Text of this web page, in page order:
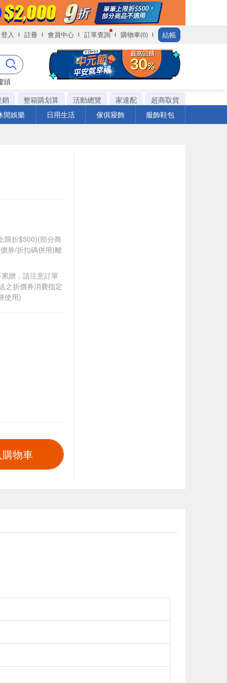
登入 註冊 會員中心 訂單查詢 購物車(0) 結帳
頭
銷 整箱購划算 活動總覽 家速配
超商取貨
閒娛樂 日用生活 傢俱寢飾 服飾鞋包
限折$500)(部分商
券/折扣碼併用)離
贈，請注意訂單
之折價券消費指定
使用)
物車